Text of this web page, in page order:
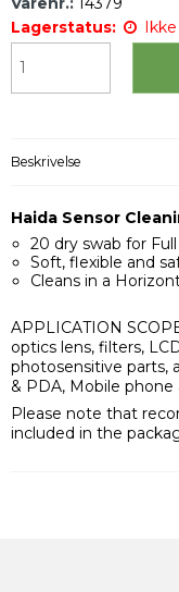
Lagerstatus:
Beskrivelse
Haida Sensor
20 dry swab for
Soft, flexible and
Cleans in a
APPLICATION
optics lens, filters,
photosensitive parts,
& PDA, Mobile phone
Please note that
included in the